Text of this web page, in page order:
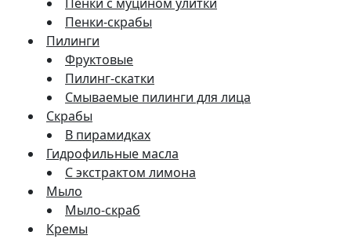
Пенки с муцином улитки
Пенки-скрабы
Пилинги
Фруктовые
Пилинг-скатки
Смываемые пилинги для лица
Скрабы
В пирамидках
Гидрофильные масла
С экстрактом лимона
Мыло
Мыло-скраб
Кремы